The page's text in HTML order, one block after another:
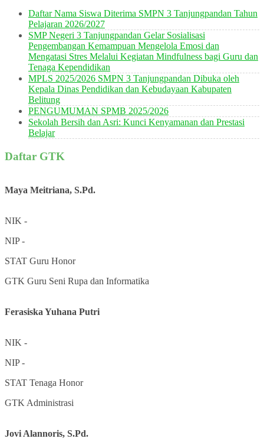
Daftar Nama Siswa Diterima SMPN 3 Tanjungpandan Tahun
Pelajaran 2026/2027
SMP Negeri 3 Tanjungpandan Gelar Sosialisasi
Pengembangan Kemampuan Mengelola Emosi dan
Mengatasi Stres Melalui Kegiatan Mindfulness bagi Guru dan
Tenaga Kependidikan
MPLS 2025/2026 SMPN 3 Tanjungpandan Dibuka oleh
Kepala Dinas Pendidikan dan Kebudayaan Kabupaten
Belitung
PENGUMUMAN SPMB 2025/2026
Sekolah Bersih dan Asri: Kunci Kenyamanan dan Prestasi
Belajar
Daftar GTK
Maya Meitriana, S.Pd.
NIK -
NIP-
STAT Guru Honor
GTK Guru Seni Rupa dan Informatika
Ferasiska Yuhana Putri
NIK -
NIP-
STAT Tenaga Honor
GTK Administrasi
Jovi Alannoris, S.Pd.